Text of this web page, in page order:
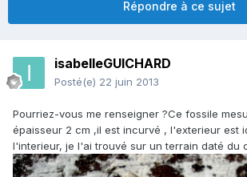
Répondre à ce sujet
isabelleGUICHARD
Posté(e) 22 juin 2013
Pourriez-vous me renseigner ?Ce fossile
épaisseur 2 cm ,il est incurvé , l'exterieur est
l'interieur, je l'ai trouvé sur un terrain daté du